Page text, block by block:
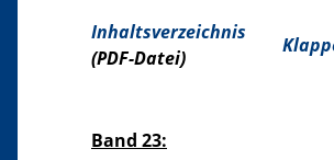
Inhaltsverzeichnis
(PDF-Datei)
Band 23: